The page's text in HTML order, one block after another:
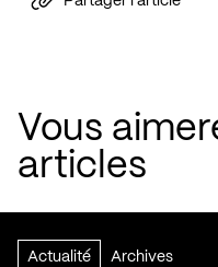
Vous
articles
Actualité Archives